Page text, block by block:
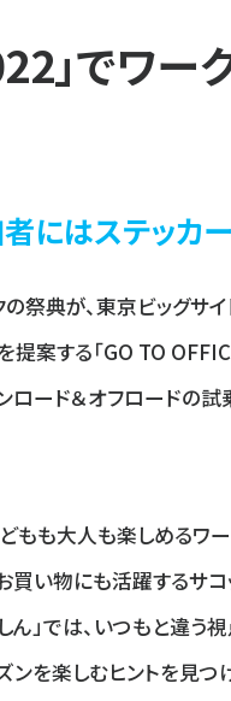
」でワー
はステッカー
祭典が、東京ビッグサ
提案する「GO TO
ード＆オフロードの試
どもも大人も楽しめるワ
買い物にも活躍するサ
ん」では、いつもと違
ンを楽しむヒントを見